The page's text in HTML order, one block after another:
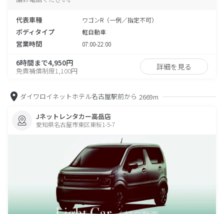
代表車種 ワゴンR（一例／指定不可）
ボディタイプ 軽自動車
営業時間 07:00-22:00
6時間まで4,950円
免責補償制度1,100円 詳細を見る
ダイワロイネットホテル名古屋駅前から 2669m
Jネットレンタカー高岳店
愛知県名古屋市東区東桜1-5-7